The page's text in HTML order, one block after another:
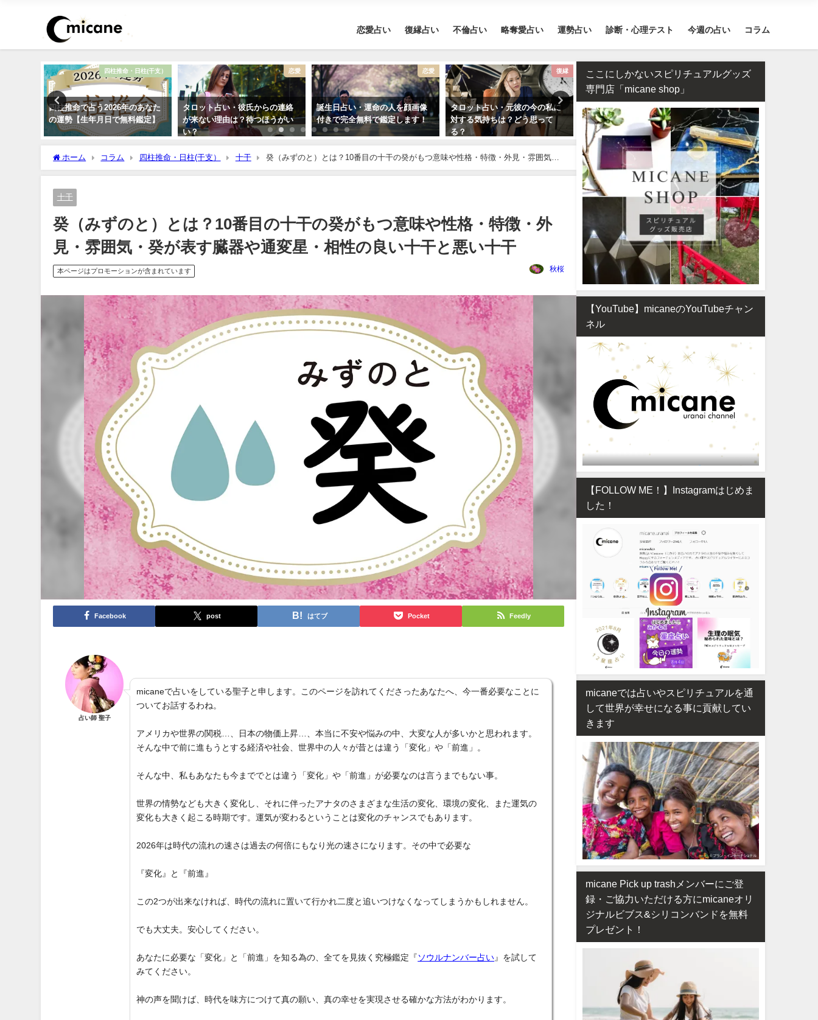
恋愛占い 復縁占い 不倫占い 略奪愛占い 運勢占い 診断・心理テスト 今週の占い コラム
四柱推命・日柱(干支）
四柱推命で占う2026年のあなた
の運勢【生年月日で無料鑑定】
恋愛
タロット占い・彼氏からの連絡
が来ない理由は？待つほうがい
い？
恋愛
誕生日占い・運命の人を顔画像
付きで完全無料で鑑定します！
復縁
タロット占い・元彼の今の私に
対する気持ちは？どう思って
る？
スピリチュアル
2026年のラッキーパワーストー
ンはカーネリアン！恋愛・仕事
運が急上昇する理由
2026年運勢ランキング！
誕生日を占いました！
ホーム コラム 四柱推命・日柱(干支） 十干
癸（みずのと）とは？10番目の十干の癸がもつ意味や性格・特徴・外見・雰囲気・
癸が表す臓器や通変星・相性の良い十干と悪い十干
十干
癸（みずのと）とは？10番目の十干の癸がもつ意味や性格・特徴・外
見・雰囲気・癸が表す臓器や通変星・相性の良い十干と悪い十干
本ページはプロモーションが含まれています 秋桜
Facebook post はてブ Pocket Feedly
占い師 聖子
micaneで占いをしている聖子と申します。このページを訪れてくださったあなたへ、今一番必要なことに
ついてお話するわね。
アメリカや世界の関税…、日本の物価上昇…、本当に不安や悩みの中、大変な人が多いかと思われます。
そんな中で前に進もうとする経済や社会、世界中の人々が昔とは違う「変化」や「前進」。
そんな中、私もあなたも今まででとは違う「変化」や「前進」が必要なのは言うまでもない事。
世界の情勢なども大きく変化し、それに伴ったアナタのさまざまな生活の変化、環境の変化、また運気の
変化も大きく起こる時期です。運気が変わるということは変化のチャンスでもあります。
2026年は時代の流れの速さは過去の何倍にもなり光の速さになります。その中で必要な
『変化』と『前進』
この2つが出来なければ、時代の流れに置いて行かれ二度と追いつけなくなってしまうかもしれません。
でも大丈夫。安心してください。
あなたに必要な「変化」と「前進」を知る為の、全てを見抜く究極鑑定『 ソウルナンバー占い 』を試して
みてください。
神の声を聞けば、時代を味方につけて真の願い、真の幸せを実現させる確かな方法がわかります。
ここにしかないスピリチュアルグッズ
専門店「micane shop」
【YouTube】micaneのYouTubeチャン
ネル
【FOLLOW ME！】Instagramはじめま
した！
micaneでは占いやスピリチュアルを通
して世界が幸せになる事に貢献してい
きます
micane Pick up trashメンバーにご登
録・ご協力いただける方にmicaneオリ
ジナルビブス&シリコンバンドを無料
プレゼント！